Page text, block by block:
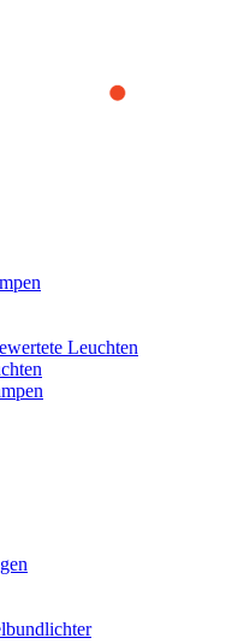
the best experience on our
out how you can disable
Leuchten